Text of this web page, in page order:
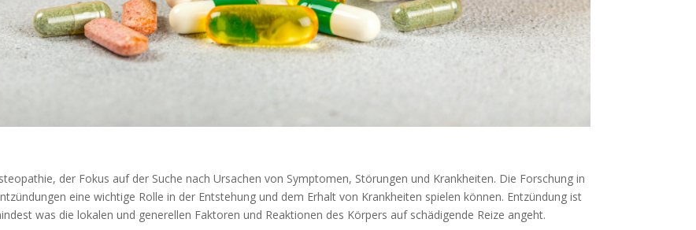
der Fokus auf der Suche nach Ursachen von Symptomen, Störungen und Krankheiten. Die Forschung in
eine wichtige Rolle in der Entstehung und dem Erhalt von Krankheiten spielen können. Entzündung ist
was die lokalen und generellen Faktoren und Reaktionen des Körpers auf schädigende Reize angeht.